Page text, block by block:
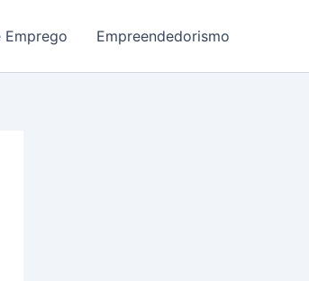
Emprego Empreendedorismo